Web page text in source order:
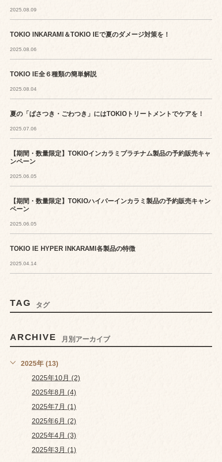
2025.08.09
TOKIO INKARAMI＆TOKIO IEで夏のダメージ対策を！
2025.08.06
TOKIO IE全６種類の簡単解説
2025.08.04
夏の「ぱさつき・ごわつき」にはTOKIOトリートメントでケアを！
2025.07.06
【期間・数量限定】TOKIOインカラミプラチナム製品の予約販売キャ
ンペーン
2025.06.05
【期間・数量限定】TOKIOハイパーインカラミ製品の予約販売キャン
ペーン
2025.06.05
TOKIO IE HYPER INKARAMI各製品の特徴
2025.04.14
TAG タグ
ARCHIVE 月別アーカイブ
2025年 (13)
2025年10月 (2)
2025年8月 (4)
2025年7月 (1)
2025年6月 (2)
2025年4月 (3)
2025年3月 (1)